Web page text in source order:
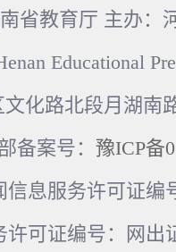
省教育厅 主办：
Educational
化路北段月湖南
备案号： 豫ICP备
信息服务许可证编
许可证编号：网出